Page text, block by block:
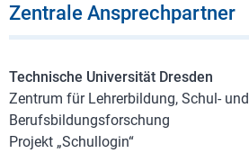
Zentrale Ansprechpartner
Technische Universität Dresden
Zentrum für Lehrerbildung, Schul- und
Berufsbildungsforschung
Projekt „Schullogin“